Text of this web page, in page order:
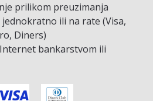
prilikom preuzimanja
jednokratno ili na rate (Visa,
Diners)
bankarstvom ili